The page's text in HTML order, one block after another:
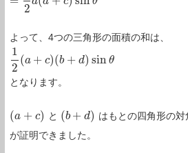
2
よって、4つの三角形の面積の和は、
1
2
(a + c)(b + d) sin θ
12(a+c) (b+d) sinθ
となります。
(a + c)
(a+ c) と (b + d)
(b+d)
はもとの四角形の
が証明できました。